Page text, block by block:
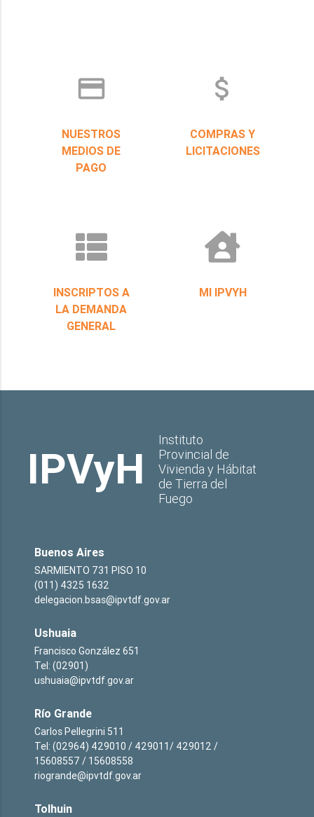
credit_card
NUESTROS
MEDIOS DE
PAGO
attach_money
COMPRAS Y
LICITACIONES
INSCRIPTOS A
LA DEMANDA
GENERAL
MI IPVYH
IPVyH
Instituto
Provincial de
Vivienda y Hábitat
de Tierra del
Fuego
Buenos Aires
SARMIENTO 731 PISO 10
(011) 4325 1632
delegacion.bsas@ipvtdf.gov.ar
Ushuaia
Francisco González 651
Tel: (02901)
ushuaia@ipvtdf.gov.ar
Río Grande
Carlos Pellegrini 511
Tel: (02964) 429010 / 429011/ 429012 /
15608557 / 15608558
riogrande@ipvtdf.gov.ar
Tolhuin